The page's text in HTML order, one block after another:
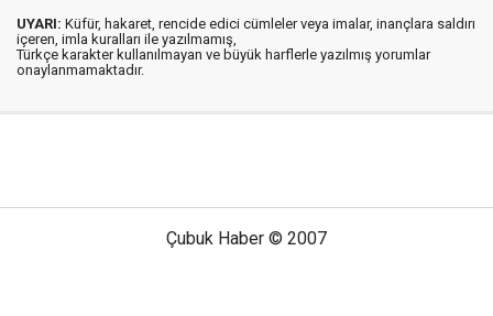
UYARI: Küfür, hakaret, rencide edici cümleler veya imalar, inançlara saldırı
içeren, imla kuralları ile yazılmamış,
Türkçe karakter kullanılmayan ve büyük harflerle yazılmış yorumlar
onaylanmamaktadır.
Çubuk Haber © 2007